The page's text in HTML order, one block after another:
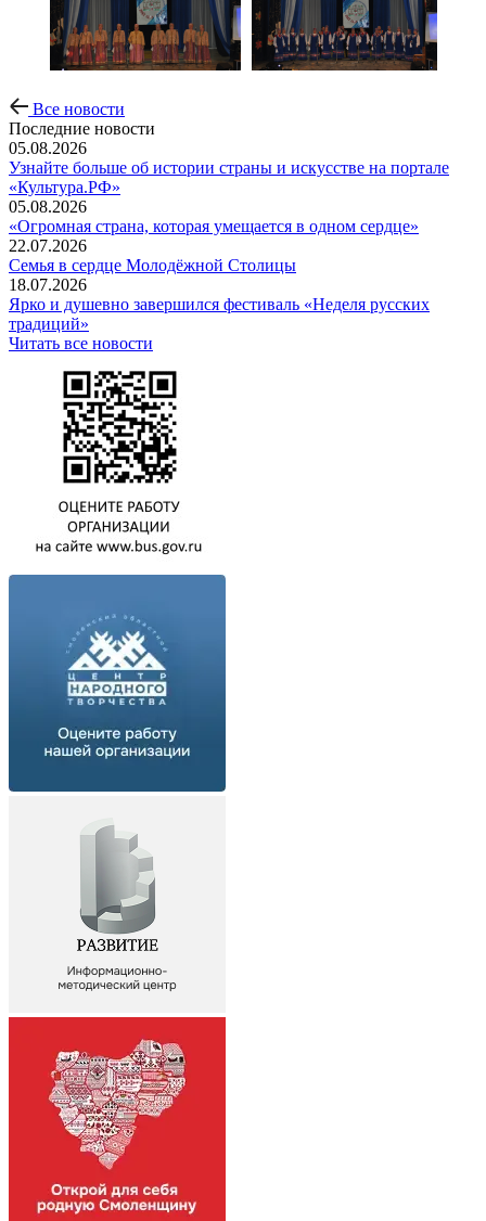
Все новости
Последние новости
05.08.2026
Узнайте больше об истории страны и искусстве на портале
«Культура.РФ»
05.08.2026
«Огромная страна, которая умещается в одном сердце»
22.07.2026
Семья в сердце Молодёжной Столицы
18.07.2026
Ярко и душевно завершился фестиваль «Неделя русских
традиций»
Читать все новости